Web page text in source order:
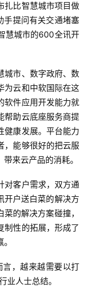
扎比智慧城市项目做
手提问有关交通堵塞
慧城市的600全讯开
城市、数字政府、数
为云和中软国际在这
软件应用开发能力就
帮助云底座服务商提
健康发展。平台能力
，能够很好的把云服
来云产品的消耗。
对客户需求，双方通
开户送白菜的解决方
的解决方案碰撞，
制性的拓展，形成了
言，越来越需要以打
业人士总结。